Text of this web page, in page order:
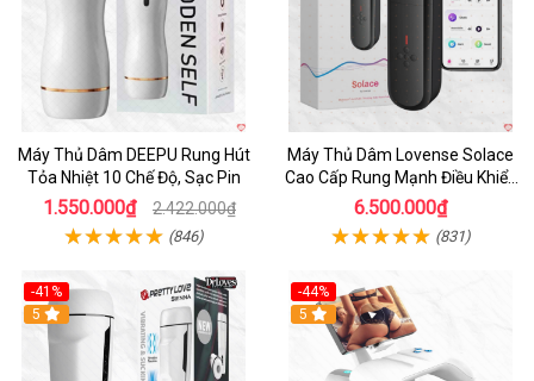
Máy Thủ Dâm DEEPU Rung Hút
Tỏa Nhiệt 10 Chế Độ, Sạc Pin
1.550.000₫ 2.422.000₫
(846)
Máy Thủ Dâm Lovense Solace
Cao Cấp Rung Mạnh Điều Khiển
App
6.500.000₫
(831)
-41%
Hot
5
-44%
Hot
5